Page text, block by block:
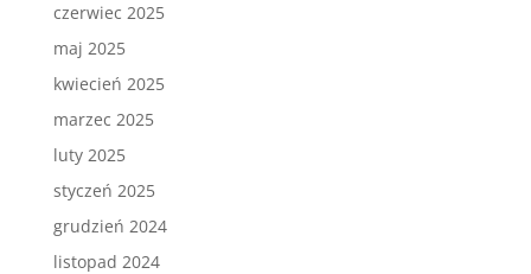
czerwiec 2025
maj 2025
kwiecień 2025
marzec 2025
luty 2025
styczeń 2025
grudzień 2024
listopad 2024